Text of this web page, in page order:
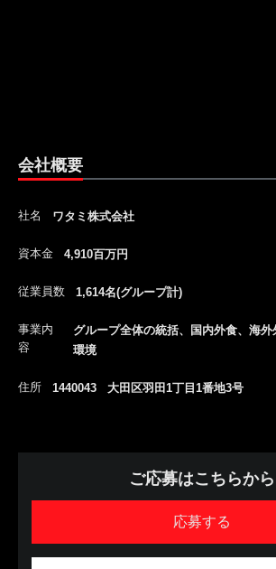
会社概要
社名 ワタミ株式会社
資本金 4,910百万円
従業員数 1,614名(グループ計)
事業内
容
グループ全体の統括、国内外食、海外
環境
住所 1440043 大田区羽田1丁目1番地3号
ご応募はこちらから
応募する